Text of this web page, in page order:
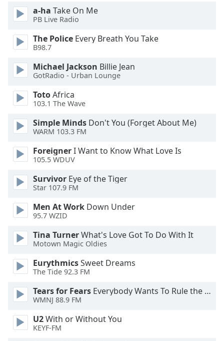
dialog
Escape
window.
Background
Color
Opacity
Caption
Area
Background
a-ha Take On Me
PB Live Radio
The Police Every Breath You Take
B98.7
Michael Jackson Billie Jean
GotRadio - Urban Lounge
TotoAfrica
103.1 The Wave
Simple Minds Don't You (Forget About Me)
WARM 103.3 FM
ForeignerI Want to Know What Love Is
105.5 WDUV
Survivor Eye of the Tiger
Star 107.9 FM
Men At Work Down Under
95.7 WZID
Tina TurnerWhat's Love Got To Do With It
Motown Magic Oldies
EurythmicsSweet Dreams
The Tide 92.3 FM
Tears for Fears Everybody Wants To Rule the World
WMNJ 88.9 FM
U2With or Without You
KEYF-FM